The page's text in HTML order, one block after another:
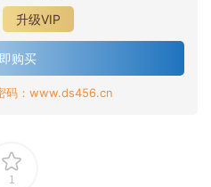
升级VIP
购买
码：www.ds456.cn
1